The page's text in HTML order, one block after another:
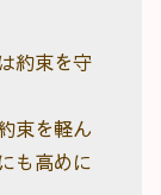
約束を守
束を軽ん
も高めに